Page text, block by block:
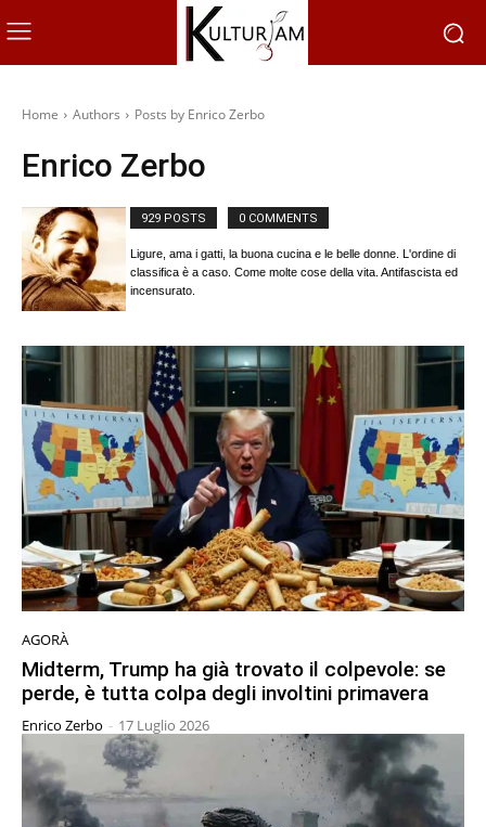
Home Authors Posts by Enrico Zerbo
Enrico Zerbo
929 POSTS 0 COMMENTS
Ligure, ama i gatti, la buona cucina e le belle donne. L'ordine di
classifica è a caso. Come molte cose della vita. Antifascista ed
incensurato.
AGORÀ
Midterm, Trump ha già trovato il colpevole: se
perde, è tutta colpa degli involtini primavera
Enrico Zerbo - 17 Luglio 2026